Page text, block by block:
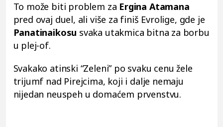
To može biti problem za Ergina Atamana
pred ovaj duel, ali više za finiš Evrolige, gde je
Panatinaikosu svaka utakmica bitna za borbu
u plej-of.
Svakako atinski “Zeleni” po svaku cenu žele
trijumf nad Pirejcima, koji i dalje nemaju
nijedan neuspeh u domaćem prvenstvu.